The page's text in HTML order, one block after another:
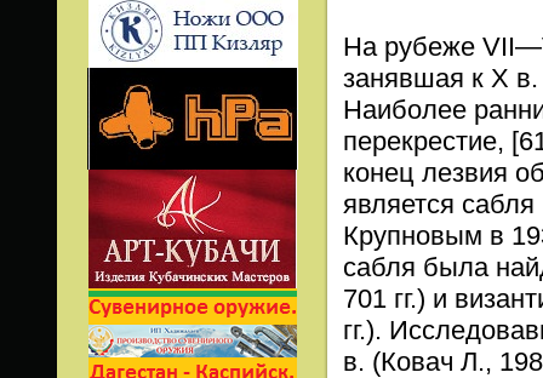
На рубеже
занявшая к X
Наиболее
перекрестие,
конец лезвия
является
Крупновым в
сабля была
701 гг.) и
гг.).
в. (Ковач Л.,